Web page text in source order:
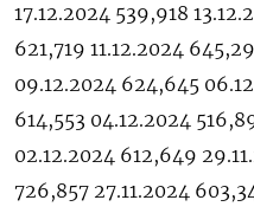
17.12.2024 539,918
621,719 11.12.2024
09.12.2024 624,645
614,553 04.12.2024
02.12.2024 612,649
726,857 27.11.2024